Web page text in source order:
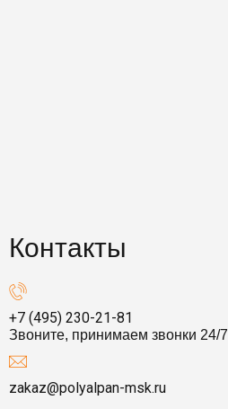
Контакты
+7 (495) 230-21-81
Звоните, принимаем звонки 24/7
zakaz@polyalpan-msk.ru